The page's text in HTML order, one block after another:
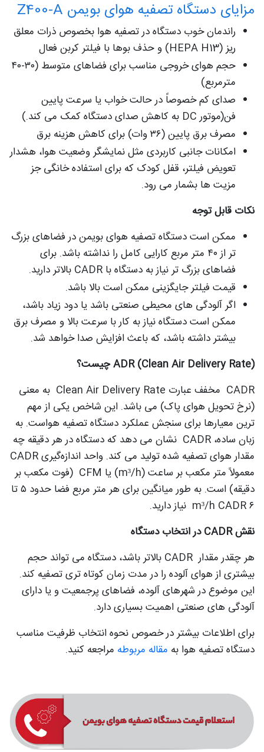
مزایای دستگاه تصفیه هوای بویمن Z400-A
راندمان خوب دستگاه در تصفیه هوا بخصوص ذرات معلق
ریز (HEPA H13) و حذف بوها با فیلتر کربن فعال
حجم هوای خروجی مناسب برای فضاهای متوسط (۳۰-۴۰
مترمربع)
صدای کم خصوصاً در حالت خواب یا سرعت پایین
فن(موتور DC به کاهش صدای دستگاه کمک می کند.)
مصرف برق پایین (۳۶ وات) برای کاهش هزینه برق
امکانات جانبی کاربردی مثل نمایشگر وضعیت هوا، هشدار
تعویض فیلتر، قفل کودک که برای استفاده خانگی جز
مزیت ها بشمار می رود.
نکات قابل توجه
ممکن است دستگاه تصفیه هوای بویمن در فضاهای بزرگ
تر از ۴۰ متر مربع کارایی کامل را نداشته باشد. برای
فضاهای بزرگ تر نیاز به دستگاه با CADR بالاتر دارید.
قیمت فیلتر جایگزینی ممکن است بالا باشد.
اگر آلودگی های محیطی صنعتی باشد یا دود زیاد باشد،
ممکن است دستگاه نیاز به کار با سرعت بالا و مصرف برق
بیشتر داشته باشد، که باعث افزایش صدا خواهد شد.
ADR (Clean Air Delivery Rate) چیست؟
CADR مخفف عبارت Clean Air Delivery Rate به معنی
(نرخ تحویل هوای پاک) می باشد. این شاخص یکی از مهم
ترین معیارها برای سنجش عملکرد دستگاه تصفیه هواست. به
زبان ساده، CADR نشان می دهد که دستگاه در هر دقیقه چه
مقدار هوای تصفیه شده تولید می کند. واحد اندازه‌گیری CADR
معمولاً متر مکعب بر ساعت (m³/h) یا CFM (فوت مکعب بر
دقیقه) است. به طور میانگین برای هر متر مربع فضا حدود ۵ تا
۶ m³/h CADR نیاز دارید.
نقش CADR در انتخاب دستگاه
هر چقدر مقدار CADR بالاتر باشد، دستگاه می تواند حجم
بیشتری از هوای آلوده را در مدت زمان کوتاه تری تصفیه کند.
این موضوع در شهرهای آلوده، فضاهای پرجمعیت و یا دارای
آلودگی های صنعتی اهمیت بسیاری دارد.
برای اطلاعات بیشتر در خصوص نحوه انتخاب ظرفیت مناسب
دستگاه تصفیه هوا به مقاله مربوطه مراجعه کنید.